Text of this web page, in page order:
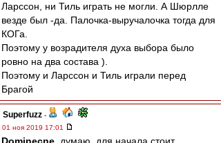
Ларссон, ни Тиль играть не могли. А Шюрлле
везде был -да. Палочка-выручалочка тогда для
КОГа.
Поэтому у возрадителя духа выбора было
ровно на два состава ).
Поэтому и Ларссон и Тиль играли перед
Брагой
Superfuzz -
01 ноя 2019 17:01